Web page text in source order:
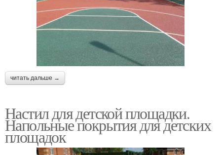
читать дальше →
Настил для детской площадки.
Напольные покрытия для детских
площадок